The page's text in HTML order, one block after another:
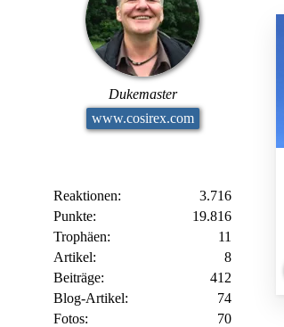
Dukemaster
www.cosirex.com
Reaktionen
3.716
Punkte
19.816
Trophäen
11
Artikel
8
Beiträge
412
Blog-Artikel
74
Fotos
70